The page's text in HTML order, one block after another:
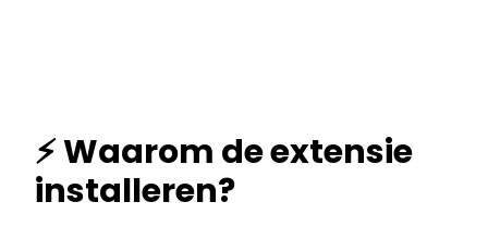
⚡ Waarom de extensie
installeren?